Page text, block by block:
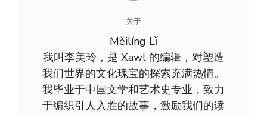
关于
Měilíng Lǐ
我叫李美玲，是 Xawl 的编辑，对塑造
我们世界的文化瑰宝的探索充满热情。
我毕业于中国文学和艺术史专业，致力
于编织引人入胜的故事，激励我们的读